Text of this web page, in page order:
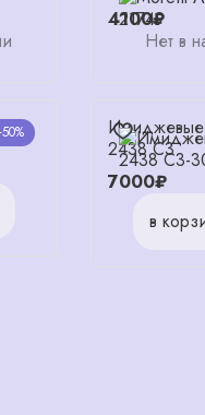
4100₽
Нет в
-50%
Имиджевые
2438 C3
7000₽
в